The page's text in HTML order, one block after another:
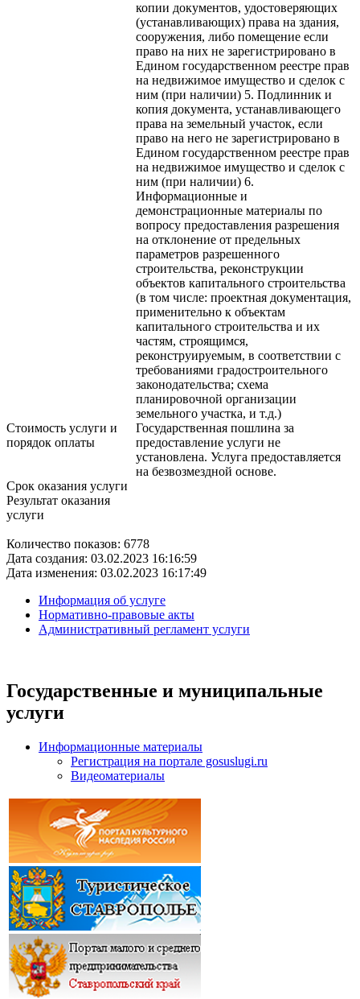
копии документов, удостоверяющих
(устанавливающих) права на здания,
сооружения, либо помещение если
право на них не зарегистрировано в
Едином государственном реестре прав
на недвижимое имущество и сделок с
ним (при наличии) 5. Подлинник и
копия документа, устанавливающего
права на земельный участок, если
право на него не зарегистрировано в
Едином государственном реестре прав
на недвижимое имущество и сделок с
ним (при наличии) 6.
Информационные и
демонстрационные материалы по
вопросу предоставления разрешения
на отклонение от предельных
параметров разрешенного
строительства, реконструкции
объектов капитального строительства
(в том числе: проектная документация,
применительно к объектам
капитального строительства и их
частям, строящимся,
реконструируемым, в соответствии с
требованиями градостроительного
законодательства; схема
планировочной организации
земельного участка, и т.д.)
Стоимость услуги и
порядок оплаты
Государственная пошлина за
предоставление услуги не
установлена. Услуга предоставляется
на безвозмездной основе.
Cрок оказания услуги
Результат оказания
услуги
Количество показов: 6778
Дата создания: 03.02.2023 16:16:59
Дата изменения: 03.02.2023 16:17:49
Информация об услуге
Нормативно-правовые акты
Административный регламент услуги
Государственные и муниципальные
услуги
Информационные материалы
Регистрация на портале gosuslugi.ru
Видеоматериалы